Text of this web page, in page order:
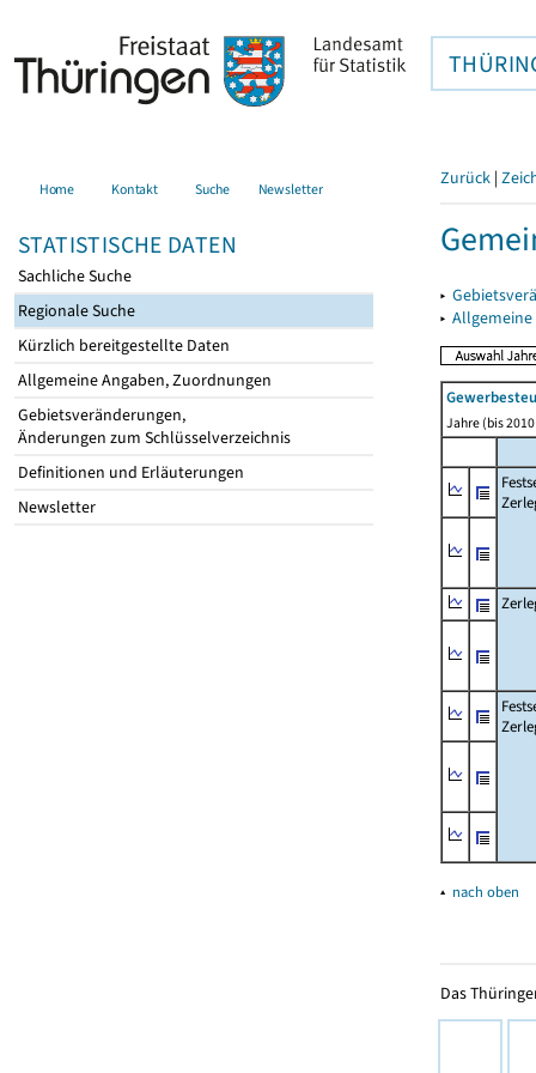
Home Kontakt Suche Newsletter
STATISTISCHE DATEN
Sachliche Suche
Regionale Suche
Kürzlich bereitgestellte Daten
Allgemeine Angaben, Zuordnungen
Gebietsveränderungen,
Änderungen zum Schlüsselverzeichnis
Definitionen und Erläuterungen
Newsletter
Zurück |
▸
▸
Jahre (bis
▴ nach oben
Das